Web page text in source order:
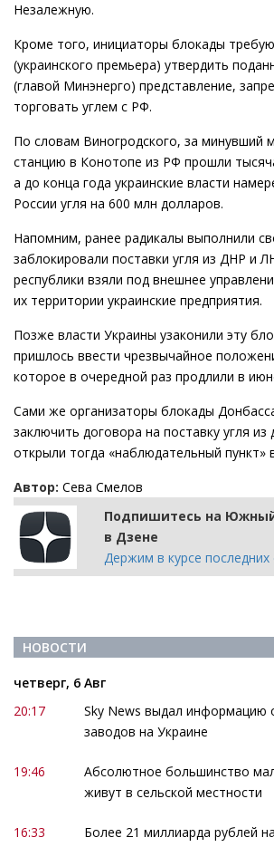
Незалежную.
Кроме того, инициаторы блокады
(украинского премьера) утвердить
(главой Минэнерго) представление,
торговать углем с РФ.
По словам Виногродского, за минувший
станцию в Конотопе из РФ прошли
а до конца года украинские власти
России угля на 600 млн долларов.
Напомним, ранее радикалы выполнили
заблокировали поставки угля из ДНР и
республики взяли под внешнее
их территории украинские предприятия.
Позже власти Украины узаконили эту
пришлось ввести чрезвычайное
которое в очередной раз продлили в
Сами же организаторы блокады
заключить договора на поставку угля из
открыли тогда «наблюдательный пункт»
Автор: Сева Смелов
Подпишитесь на
в Дзене
Держим в курсе
НОВОСТИ
четверг, 6 Авг
20:17
Sky News выдал информацию
заводов на Украине
19:46
Абсолютное большинство
живут в сельской местности
16:33
Более 21 миллиарда рублей